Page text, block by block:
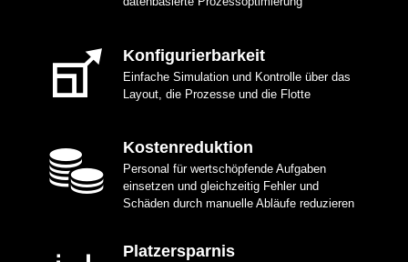
Konfigurierbarkeit
Einfache Simulation und Kontrolle über das
Layout, die Prozesse und die Flotte
Kostenreduktion
Personal für wertschöpfende Aufgaben
einsetzen und gleichzeitig Fehler und
Schäden durch manuelle Abläufe reduzieren
Platzersparnis